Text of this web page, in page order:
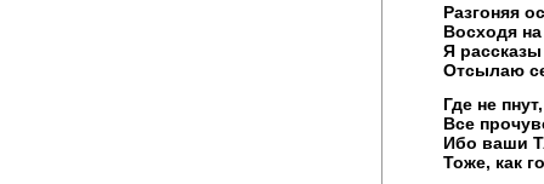
Разгоняя
Восходя
Я
Отсылаю
Где не
Все
Ибо ваши
Тоже, как